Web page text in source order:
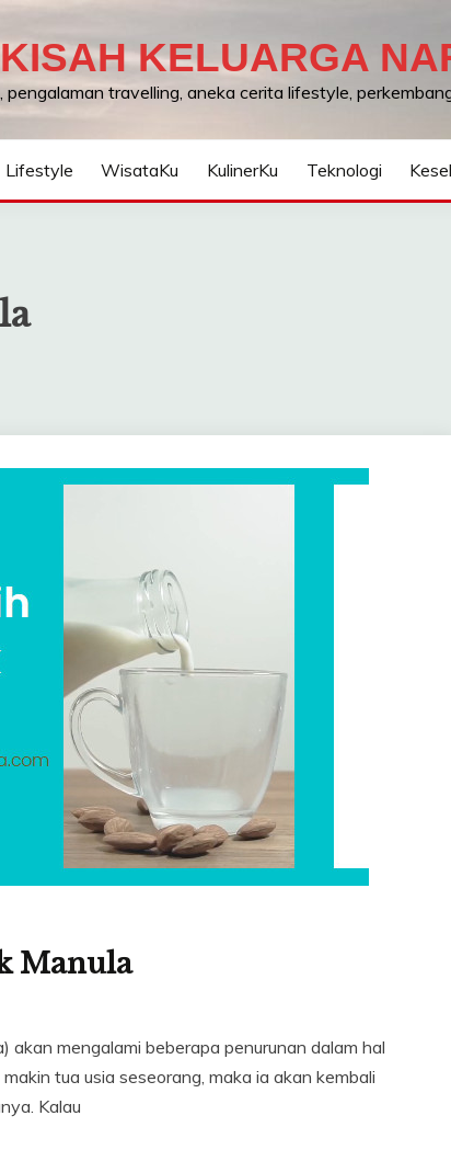
KISAH KELUARGA
pengalaman travelling, aneka cerita lifestyle,
Lifestyle WisataKu KulinerKu Teknologi
Manula
mengalami beberapa penurunan dalam hal
tua usia seseorang, maka ia akan kembali
Kalau